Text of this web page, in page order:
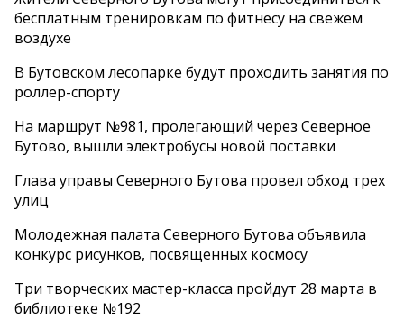
бесплатным тренировкам по фитнесу на свежем
воздухе
В Бутовском лесопарке будут проходить занятия по
роллер-спорту
На маршрут №981, пролегающий через Северное
Бутово, вышли электробусы новой поставки
Глава управы Северного Бутова провел обход трех
улиц
Молодежная палата Северного Бутова объявила
конкурс рисунков, посвященных космосу
Три творческих мастер-класса пройдут 28 марта в
библиотеке №192